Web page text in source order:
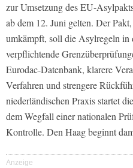
zur Umsetzung des EU-
ab dem 12. Juni gelten. Der
umkämpft, soll die Asylregeln in
verpflichtende
Eurodac-Datenbank, klarere
Verfahren und strengere
niederländischen Praxis startet
dem Wegfall einer nationalen
Kontrolle. Den Haag beginnt
Anzeige